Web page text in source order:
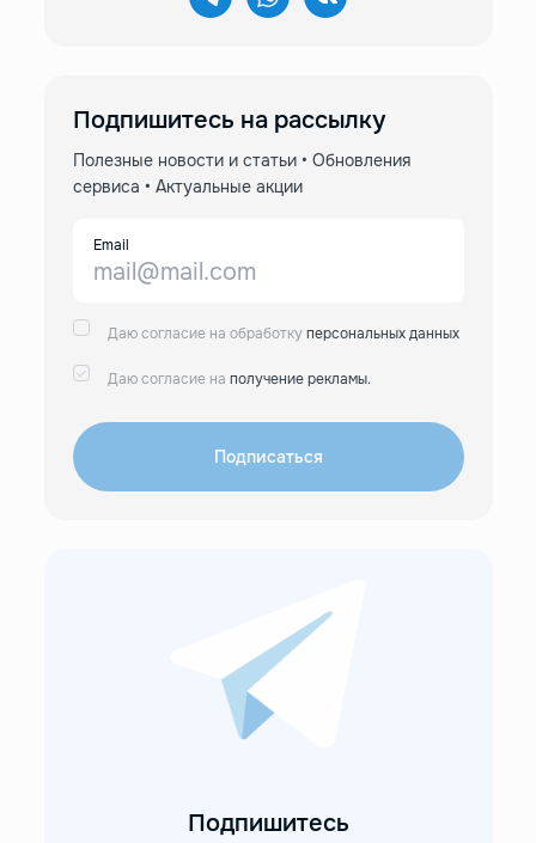
Подпишитесь на рассылку
Полезные новости и статьи • Обновления
сервиса • Актуальные акции
Email
Даю согласие на обработкуперсональных данных
Даю согласие на получение рекламы.
Подписаться
Подпишитесь